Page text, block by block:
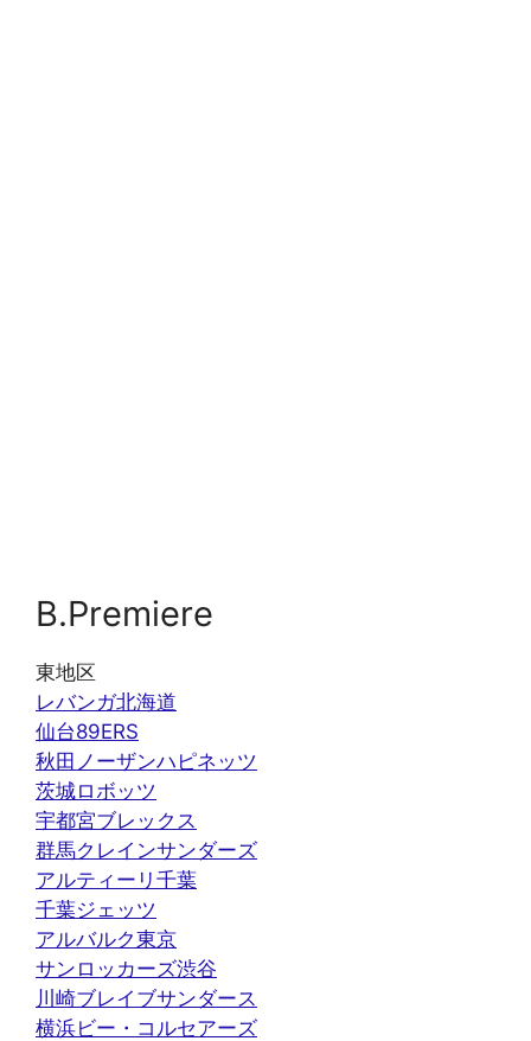
B.Premiere
東地区
レバンガ北海道
仙台89ERS
秋田ノーザンハピネッツ
茨城ロボッツ
宇都宮ブレックス
群馬クレインサンダーズ
アルティーリ千葉
千葉ジェッツ
アルバルク東京
サンロッカーズ渋谷
川崎ブレイブサンダース
横浜ビー・コルセアーズ